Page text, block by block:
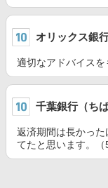
オリックス銀
適切なアドバイスを
千葉銀行（ち
返済期間は長かっ
てたと思います。（